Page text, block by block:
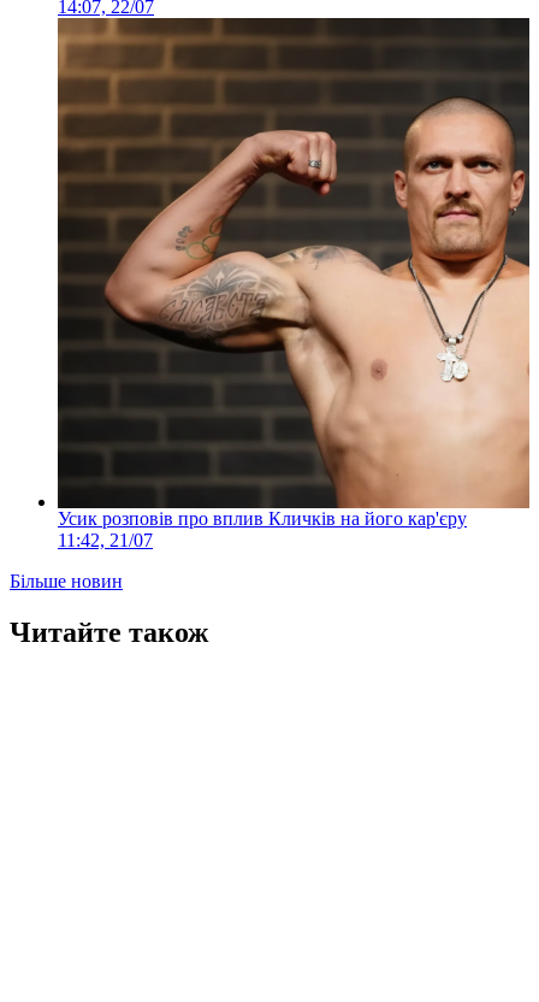
14:07, 22/07
Усик розповів про вплив Кличків на його кар'єру
11:42, 21/07
Більше новин
Читайте також